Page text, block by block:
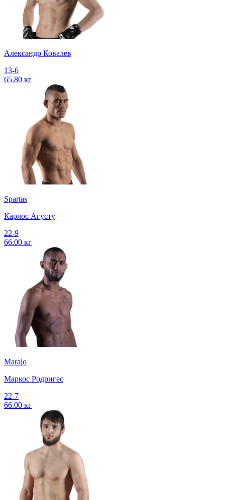
Александр Ковалев
13-6
65.80 кг
Spartas
Карлос Агусту
22-9
66.00 кг
Marajo
Маркос Родригес
22-7
66.00 кг